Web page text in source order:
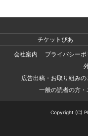
チケットぴあ
会社案内
プライバシーポ
広告出稿・お取り組み
一般の読者の方
Copyright (C)